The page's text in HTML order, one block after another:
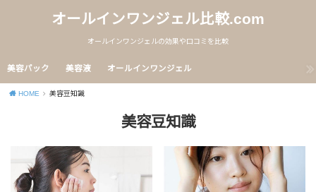
オールインワンジェル比較.com
オールインワンジェルの効果や口コミを比較
美容パック 美容液 オールインワンジェル
HOME 美容豆知識
美容豆知識